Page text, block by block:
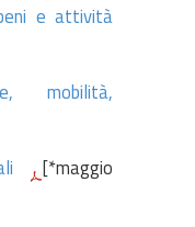
e attività
mobilità,
[*maggio